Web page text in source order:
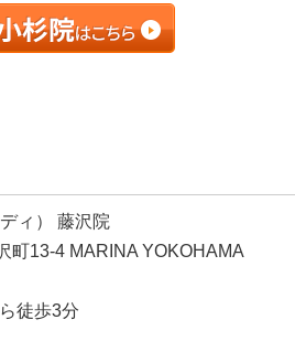
ィ） 藤沢院
町13-4 MARINA YOKOHAMA
徒歩3分